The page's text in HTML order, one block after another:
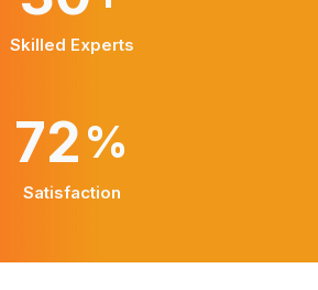
Skilled Experts
98%
Satisfaction